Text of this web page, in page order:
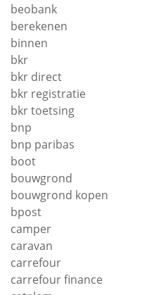
beobank
berekenen
binnen
bkr
bkr direct
bkr registratie
bkr toetsing
bnp
bnp paribas
boot
bouwgrond
bouwgrond kopen
bpost
camper
caravan
carrefour
carrefour finance